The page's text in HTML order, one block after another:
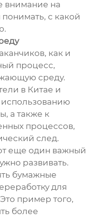
внимание на
с какой
как и
процесс,
среду.
в Китае и
использованию
а также к
процессов,
след.
еще один важный
развивать.
бумажные
для
пример того,
более